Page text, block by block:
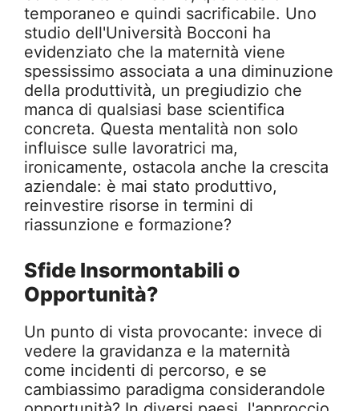
temporaneo e quindi sacrificabile. Uno
studio dell'Università Bocconi ha
evidenziato che la maternità viene
spessissimo associata a una diminuzione
della produttività, un pregiudizio che
manca di qualsiasi base scientifica
concreta. Questa mentalità non solo
influisce sulle lavoratrici ma,
ironicamente, ostacola anche la crescita
aziendale: è mai stato produttivo,
reinvestire risorse in termini di
riassunzione e formazione?
Sfide Insormontabili o
Opportunità?
Un punto di vista provocante: invece di
vedere la gravidanza e la maternità
come incidenti di percorso, e se
cambiassimo paradigma considerandole